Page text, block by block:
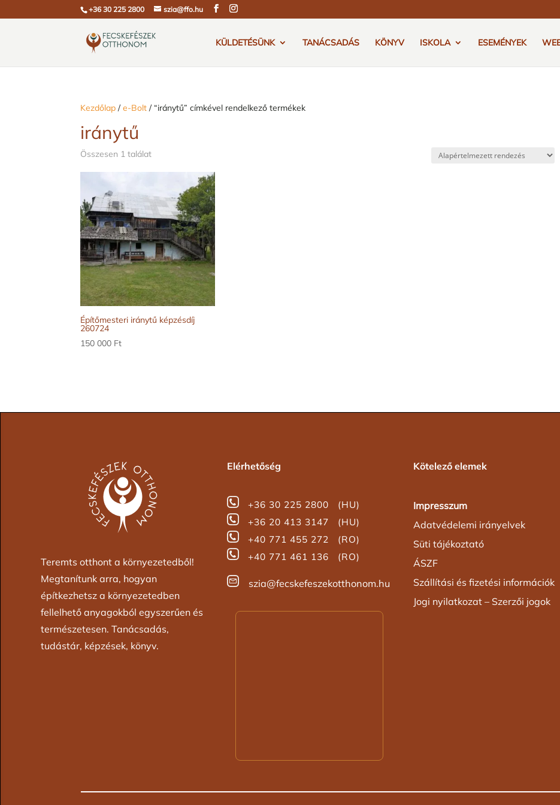
+36 30 225 2800 szia@ffo.hu
KÜLDETÉSÜNK TANÁCSADÁS KÖNYV ISKOLA ESEMÉNYEK
Kezdőlap /e-Bolt / “iránytű” címkével rendelkező termékek
iránytű
Összesen 1 találat
Építőmesteri iránytű képzésdíj
260724
150 000 Ft
Teremts otthont a környezetedből!
Megtanítunk arra, hogyan
építkezhetsz a környezetedben
fellelhető anyagokból egyszerűen és
természetesen. Tanácsadás,
tudástár, képzések, könyv.
Elérhetőség
+36 30 225 2800 (HU)
+36 20 413 3147 (HU)
+40 771 455 272 (RO)
+40 771 461 136 (RO)
szia@fecskefeszekotthonom.hu
Kötelező elemek
Impresszum
Adatvédelemi irányelvek
Süti tájékoztató
ÁSZF
Szállítási és fizetési információk
Jogi nyilatkozat – Szerzői jogok